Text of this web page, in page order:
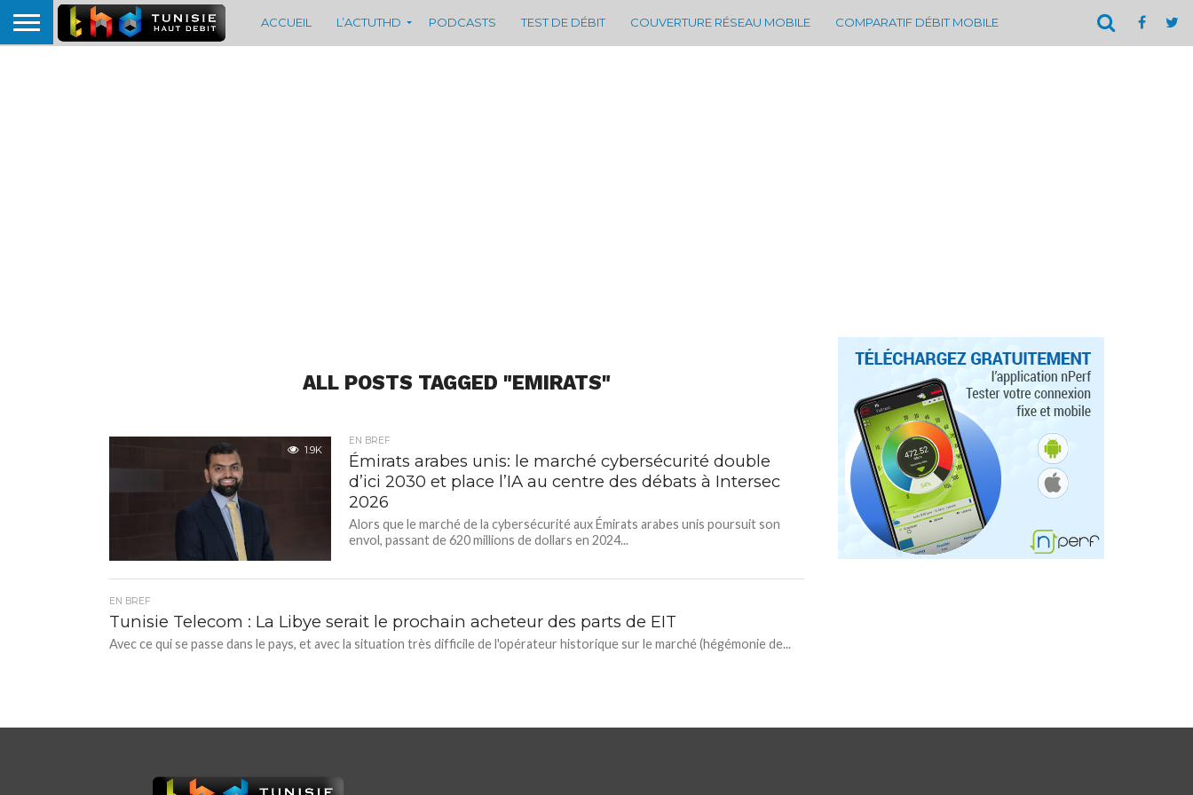
ACCUEIL L’ACTUTHD PODCASTS TEST DE DÉBIT COUVERTURE RÉSEAU MOBILE COMPARATIF DÉBIT MOBILE
ALL POSTS TAGGED "EMIRATS"
1.9K
EN BREF
Émirats arabes unis: le marché cybersécurité double
d’ici 2030 et place l’IA au centre des débats à Intersec
2026
Alors que le marché de la cybersécurité aux Émirats arabes unis poursuit son
envol, passant de 620 millions de dollars en 2024...
EN BREF
Tunisie Telecom : La Libye serait le prochain acheteur des parts de EIT
Avec ce qui se passe dans le pays, et avec la situation très difficile de l'opérateur historique sur le marché (hégémonie de...